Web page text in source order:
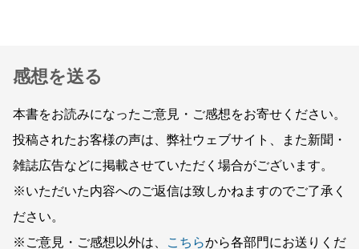
感想を送る
本書をお読みになったご意見・ご感想をお寄せください。
投稿されたお客様の声は、弊社ウェブサイト、また新聞・
雑誌広告などに掲載させていただく場合がございます。
※いただいた内容へのご返信は致しかねますのでご了承く
ださい。
※ご意見・ご感想以外は、
こちらから各部門にお送りくだ